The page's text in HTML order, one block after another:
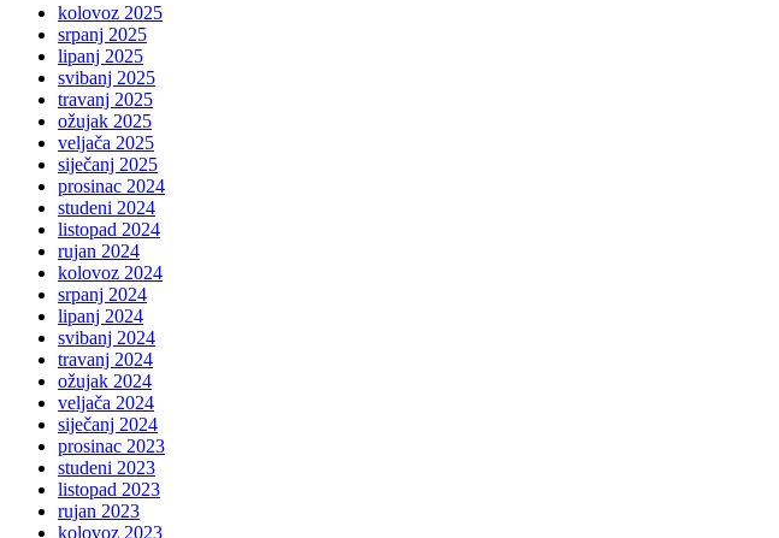
kolovoz 2025
srpanj 2025
lipanj 2025
svibanj 2025
travanj 2025
ožujak 2025
veljača 2025
siječanj 2025
prosinac 2024
studeni 2024
listopad 2024
rujan 2024
kolovoz 2024
srpanj 2024
lipanj 2024
svibanj 2024
travanj 2024
ožujak 2024
veljača 2024
siječanj 2024
prosinac 2023
studeni 2023
listopad 2023
rujan 2023
kolovoz 2023